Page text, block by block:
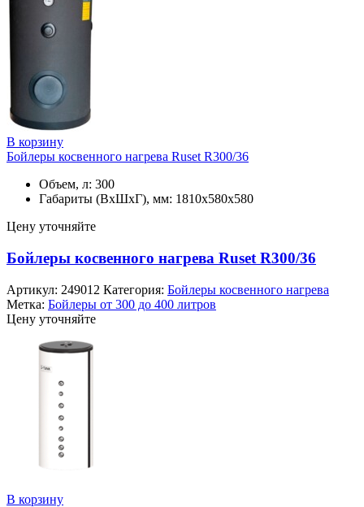
В корзину
Бойлеры косвенного нагрева Ruset R300/36
Объем, л: 300
Габариты (ВхШхГ), мм: 1810x580x580
Цену уточняйте
Бойлеры косвенного нагрева Ruset R300/36
Артикул: 249012 Категория: Бойлеры косвенного нагрева
Метка: Бойлеры от 300 до 400 литров
Цену уточняйте
В корзину